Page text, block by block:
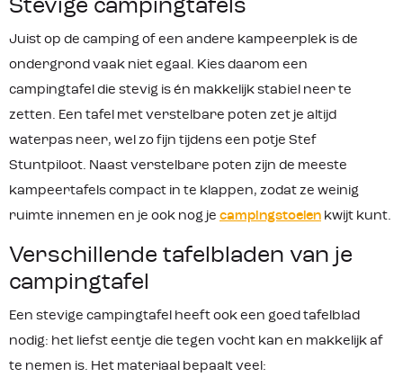
Stevige campingtafels
Juist op de camping of een andere kampeerplek is de
ondergrond vaak niet egaal. Kies daarom een
campingtafel die stevig is én makkelijk stabiel neer te
zetten. Een tafel met verstelbare poten zet je altijd
waterpas neer, wel zo fijn tijdens een potje Stef
Stuntpiloot. Naast verstelbare poten zijn de meeste
kampeertafels compact in te klappen, zodat ze weinig
ruimte innemen en je ook nog je campingstoelen kwijt kunt.
Verschillende tafelbladen van je
campingtafel
Een stevige campingtafel heeft ook een goed tafelblad
nodig: het liefst eentje die tegen vocht kan en makkelijk af
te nemen is. Het materiaal bepaalt veel: